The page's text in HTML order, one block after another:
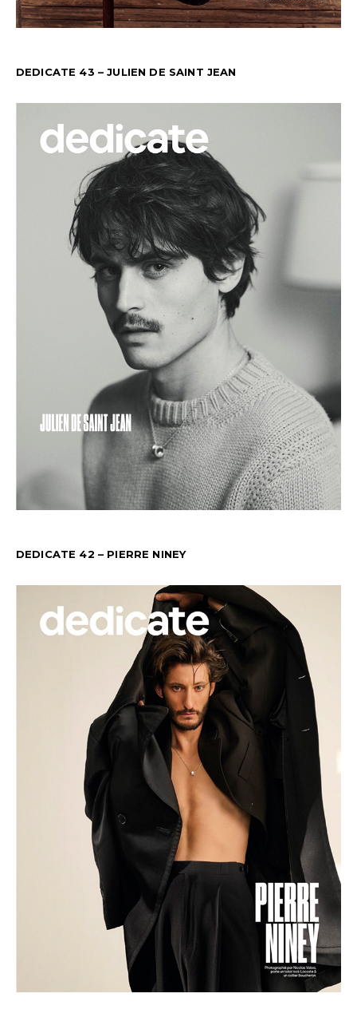
DEDICATE 43 – JULIEN DE SAINT JEAN
DEDICATE 42 – PIERRE NINEY